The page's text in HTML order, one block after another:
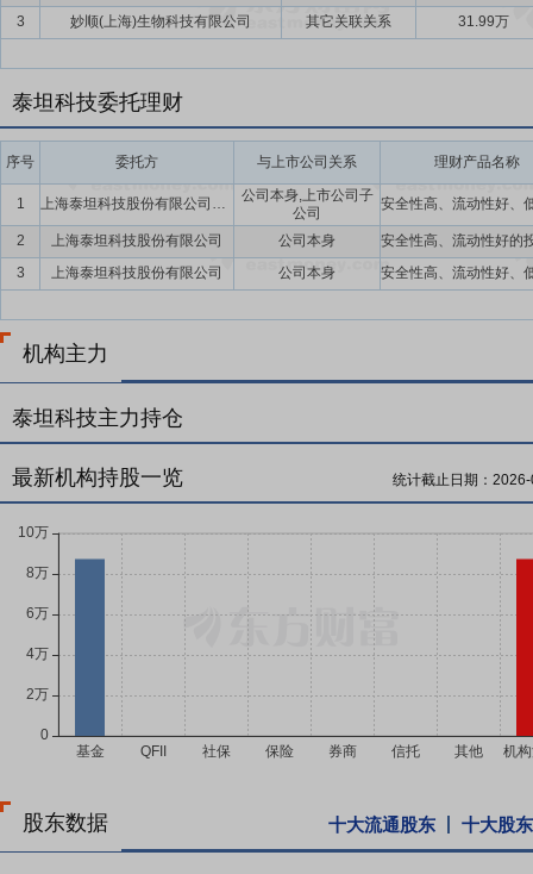
3 妙顺(上海)生物科技有限公司 其它关联关系 31.99万
泰坦科技委托理财
序号 委托方 与上市公司关系 理财产品名称
1 上海泰坦科技股份有限公司及子公司
公司本身,上市公司子
公司
2
上海泰坦科技股份有限公司
公司本身
3
上海泰坦科技股份有限公司 公司本身
机构主力
泰坦科技主力持仓
最新机构持股一览 统计截止日期：
股东数据 十大流通股东 十大股东